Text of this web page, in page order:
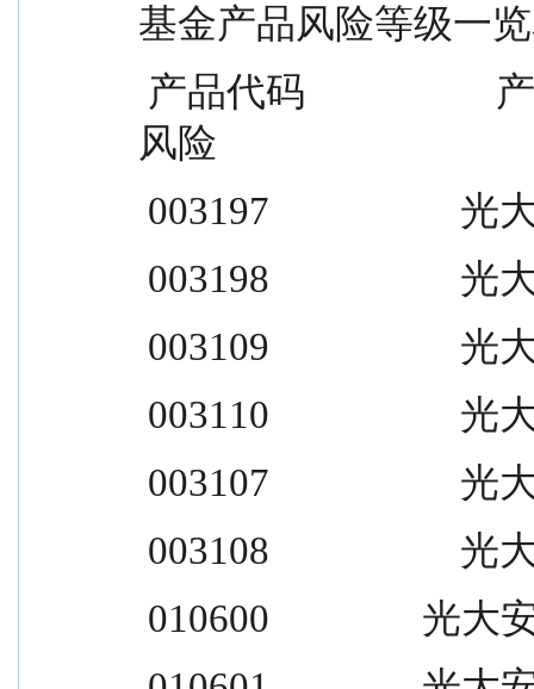
基金产品风险等级一
风险
003197                    光
003198                    光
003109                    光
003110                    光
003107                    光
003108                    光
010600                光大